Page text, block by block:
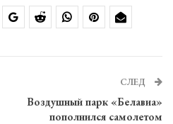
СЛЕД
Воздушный парк «Белавиа»
пополнился самолетом